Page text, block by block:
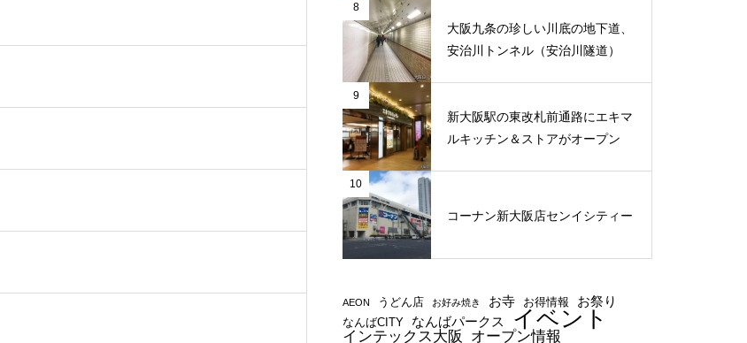
8
大阪九条の珍しい川底の地下道、
安治川トンネル（安治川隧道）
9
新大阪駅の東改札前通路にエキマ
ルキッチン＆ストアがオープン
10
コーナン新大阪店センイシティー
AEON うどん店 お好み焼き お寺 お得情報 お祭り
なんばCITY なんばパークス イベント
インテックス大阪 オープン情報